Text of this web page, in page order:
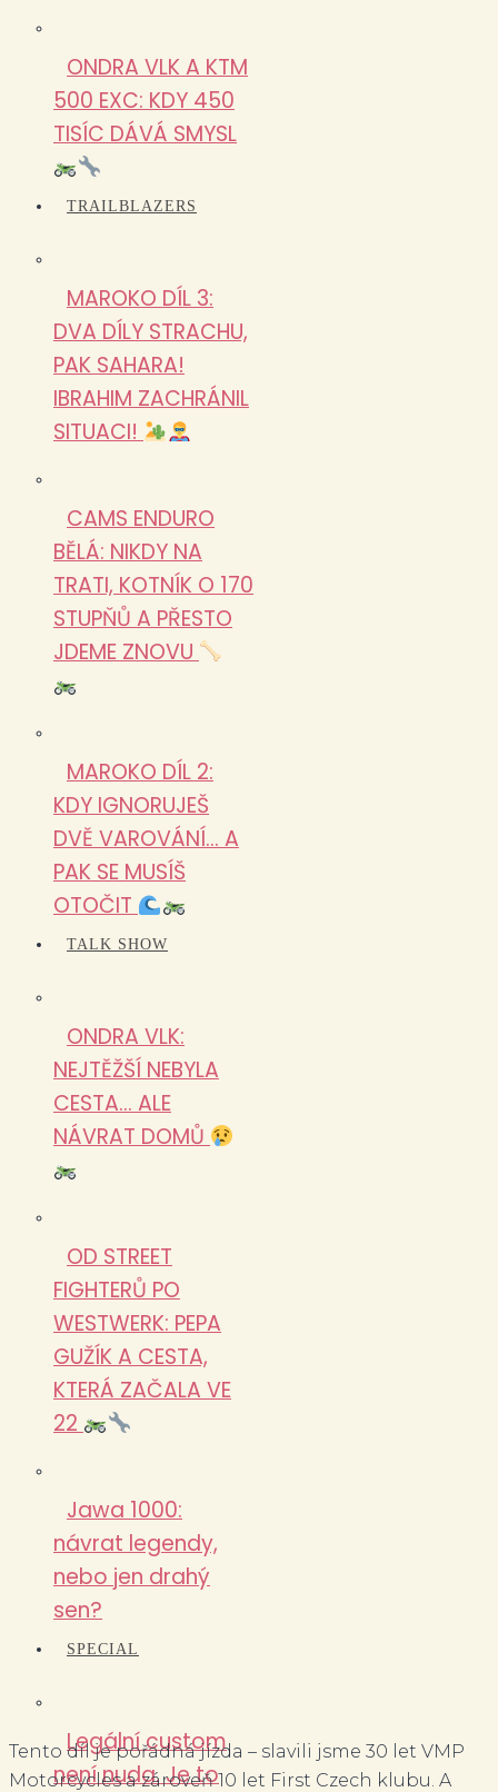
ONDRA VLK A KTM
500 EXC: KDY 450
TISÍC DÁVÁ SMYSL
TRAILBLAZERS
MAROKO DÍL 3:
DVA DÍLY STRACHU,
PAK SAHARA!
IBRAHIM ZACHRÁNIL
SITUACI!
CAMS ENDURO
BĚLÁ: NIKDY NA
TRATI, KOTNÍK O 170
STUPŇŮ A PŘESTO
JDEME ZNOVU
MAROKO DÍL 2:
KDY IGNORUJEŠ
DVĚ VAROVÁNÍ… A
PAK SE MUSÍŠ
OTOČIT
TALK SHOW
ONDRA VLK:
NEJTĚŽŠÍ NEBYLA
CESTA… ALE
NÁVRAT DOMŮ
OD STREET
FIGHTERŮ PO
WESTWERK: PEPA
GUŽÍK A CESTA,
KTERÁ ZAČALA VE
22
Jawa 1000:
návrat legendy,
nebo jen drahý
sen?
SPECIAL
Legální custom
není nuda. Je to
Tento díl je pořádná jízda – slavili jsme 30 let VMP
Motorcycles a zároveň 10 let First Czech klubu. A